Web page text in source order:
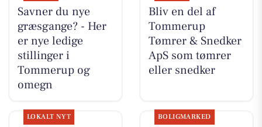
Savner du nye
græsgange? - Her
er nye ledige
stillinger i
Tommerup og
omegn
Bliv en del af
Tommerup
Tømrer & Snedker
ApS som tømrer
eller snedker
LOKALT NYT BOLIGMARKED